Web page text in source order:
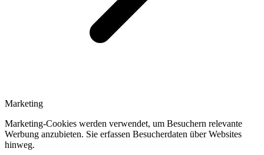
Marketing
Marketing-Cookies werden verwendet, um Besuchern relevante
Werbung anzubieten. Sie erfassen Besucherdaten über Websites
hinweg.